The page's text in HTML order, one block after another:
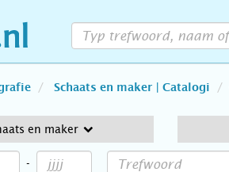
Schaats en maker | Catalogi
en maker
-